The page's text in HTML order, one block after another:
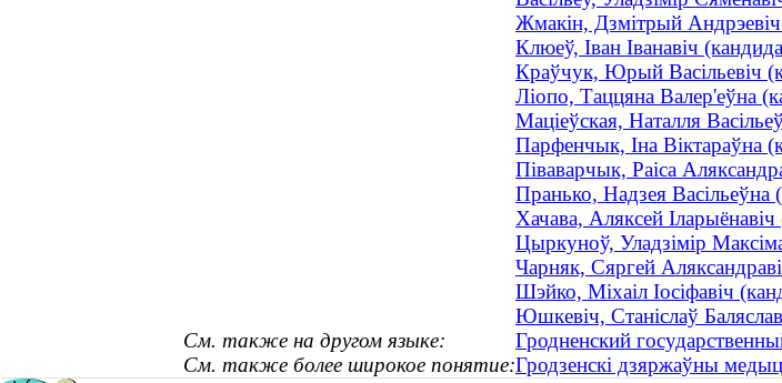
Жмакін, Дзмітрый
Клюеў, Іван Іванавіч
Краўчук, Юрый Васільевіч
Ліопо, Таццяна Валер'еўна
Маціеўская, Наталля
Парфенчык, Іна Віктараўна
Піваварчык, Раіса
Пранько, Надзея
Хачава, Аляксей
Цыркуноў, Уладзімір
Чарняк, Сяргей
Шэйко, Міхаіл Іосіфавіч
Юшкевіч, Станіслаў
См. также на другом языке:
Гродненский
См. также более широкое понятие:Гродзенскі дзяржаўны